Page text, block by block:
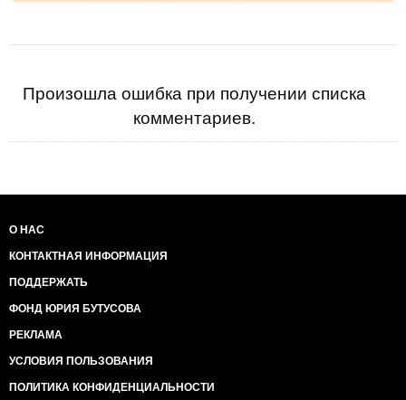
Произошла ошибка при получении списка
комментариев.
О НАС
КОНТАКТНАЯ ИНФОРМАЦИЯ
ПОДДЕРЖАТЬ
ФОНД ЮРИЯ БУТУСОВА
РЕКЛАМА
УСЛОВИЯ ПОЛЬЗОВАНИЯ
ПОЛИТИКА КОНФИДЕНЦИАЛЬНОСТИ